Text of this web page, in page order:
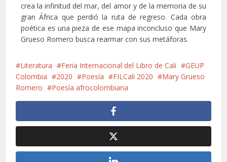
crea la infinitud del mar, del amor y de la memoria de su
gran África que perdió la ruta de regreso. Cada obra
poética es una pieza de ese mapa inconcluso que Mary
Grueso Romero busca rearmar con sus metáforas.
Literatura Feria Internacional del Libro de Cali
GEUP
Colombia
2020 Poesía FILCali 2020
Mary Grueso
Romero
Poesía afrocolombiana